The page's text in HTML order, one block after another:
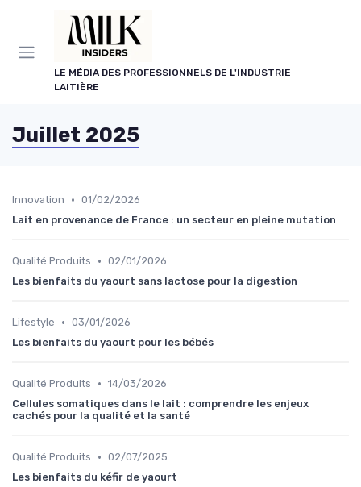
LE MÉDIA DES PROFESSIONNELS DE L'INDUSTRIE
LAITIÈRE
Juillet 2025
Innovation • 01/02/2026
Lait en provenance de France : un secteur en pleine mutation
Qualité Produits • 02/01/2026
Les bienfaits du yaourt sans lactose pour la digestion
Lifestyle • 03/01/2026
Les bienfaits du yaourt pour les bébés
Qualité Produits • 14/03/2026
Cellules somatiques dans le lait : comprendre les enjeux
cachés pour la qualité et la santé
Qualité Produits • 02/07/2025
Les bienfaits du kéfir de yaourt